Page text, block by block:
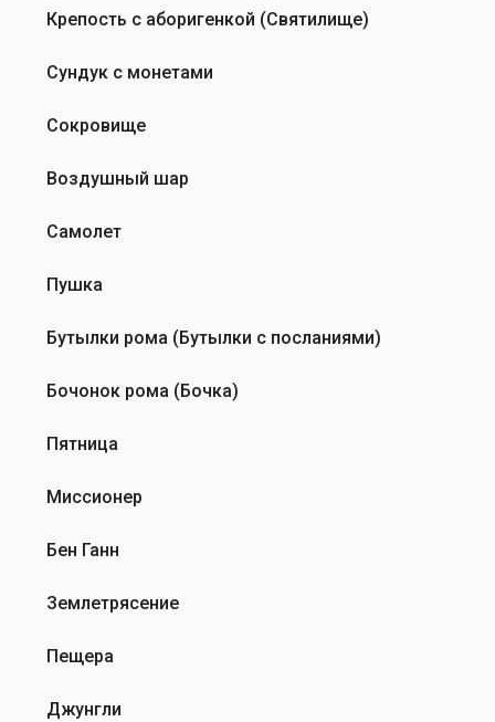
Крепость с аборигенкой (Святилище)
Сундук с монетами
Сокровище
Воздушный шар
Самолет
Пушка
Бутылки рома (Бутылки с посланиями)
Бочонок рома (Бочка)
Пятница
Миссионер
Бен Ганн
Землетрясение
Пещера
Джунгли